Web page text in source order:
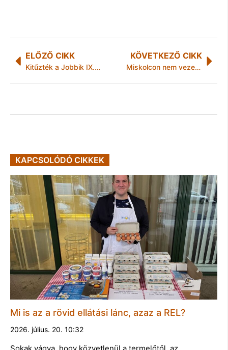
ELŐZŐ CIKK
Kitűzték a Jobbik IX. Kongresszusának időpontját
KÖVETKEZŐ CIKK
Miskolcon nem vezetik be bölcsődei gondozási díjat- az étkezésért fizetendő díjakat azonban meg kellett emelni
KAPCSOLÓDÓ CIKKEK
Mi is az a rövid ellátási lánc, azaz a REL?
2026. július. 20. 10:32